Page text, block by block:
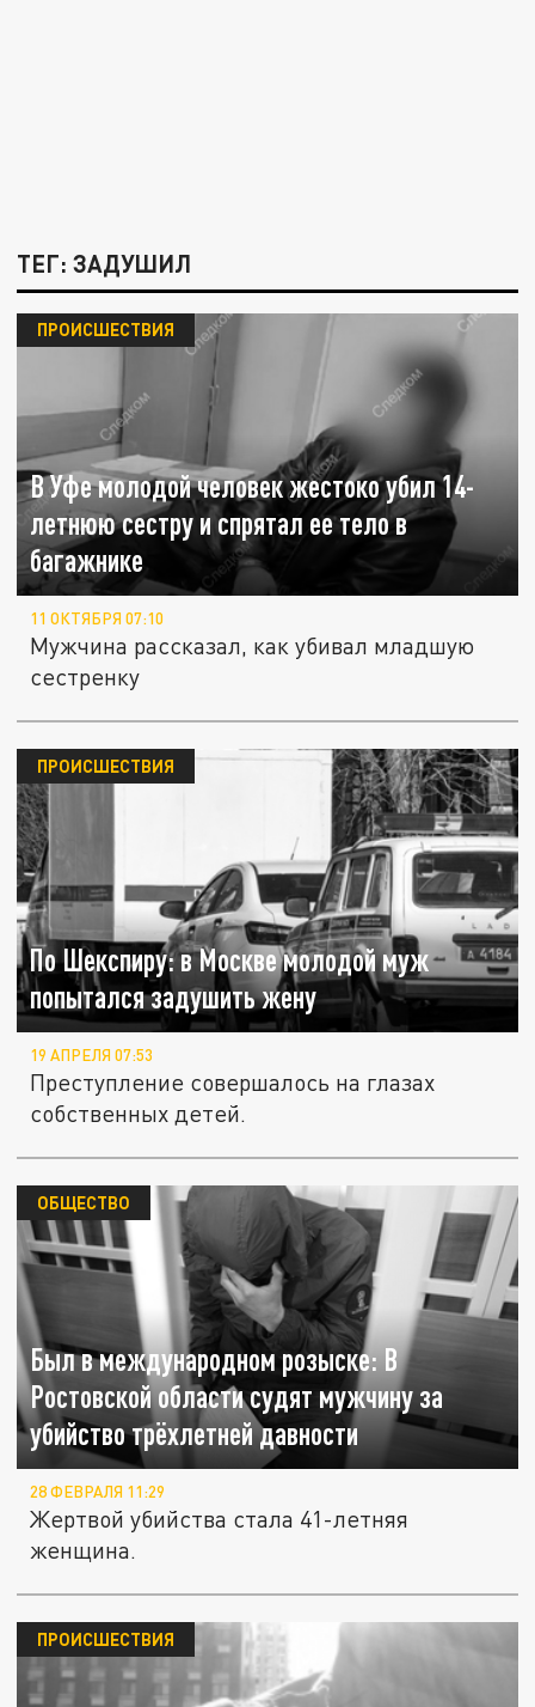
ТЕГ: ЗАДУШИЛ
В Уфе молодой человек жестоко убил 14-
летнюю сестру и спрятал ее тело в
багажнике
ПРОИСШЕСТВИЯ
11 ОКТЯБРЯ 07:10
Мужчина рассказал, как убивал младшую
сестренку
По Шекспиру: в Москве молодой муж
попытался задушить жену
ПРОИСШЕСТВИЯ
19 АПРЕЛЯ 07:53
Преступление совершалось на глазах
собственных детей.
Был в международном розыске: В
Ростовской области судят мужчину за
убийство трёхлетней давности
ОБЩЕСТВО
28 ФЕВРАЛЯ 11:29
Жертвой убийства стала 41-летняя
женщина.
ПРОИСШЕСТВИЯ